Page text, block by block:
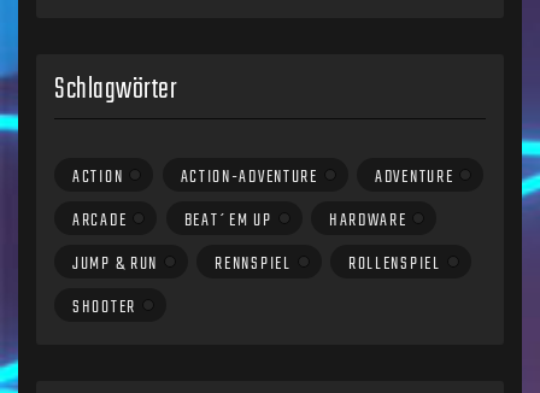
Schlagwörter
ACTION ACTION-ADVENTURE
ADVENTURE
ARCADE
BEAT´EM UP
HARDWARE
JUMP & RUN
RENNSPIEL
ROLLENSPIEL
SHOOTER